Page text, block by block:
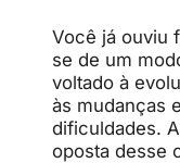
Você já ouviu
se de um
voltado à
às mudanças
dificuldades.
oposta desse